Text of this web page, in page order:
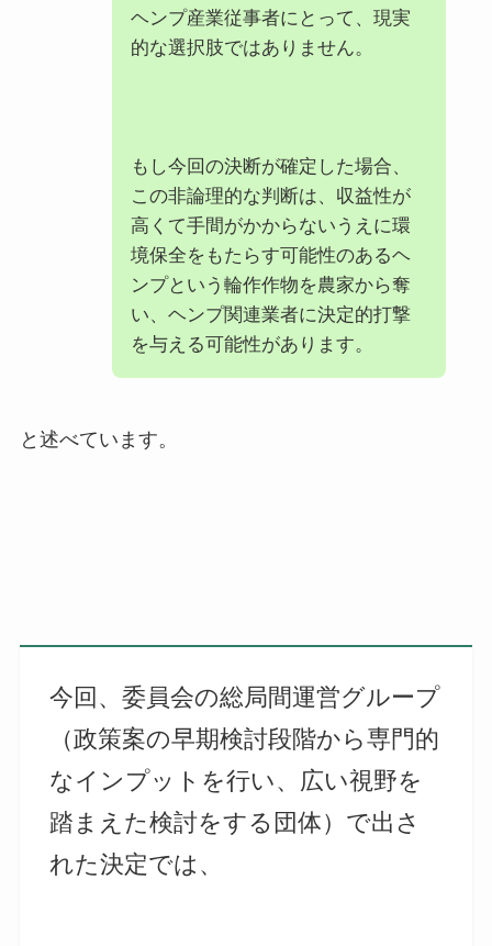
ヘンプ産業従事者にとって、現実
的な選択肢ではありません。
もし今回の決断が確定した場合、
この非論理的な判断は、収益性が
高くて手間がかからないうえに環
境保全をもたらす可能性のあるヘ
ンプという輪作作物を農家から奪
い、ヘンプ関連業者に決定的打撃
を与える可能性があります。
と述べています。
今回、委員会の総局間運営グループ
（政策案の早期検討段階から専門的
なインプットを行い、広い視野を
踏まえた検討をする団体）で出さ
れた決定では、